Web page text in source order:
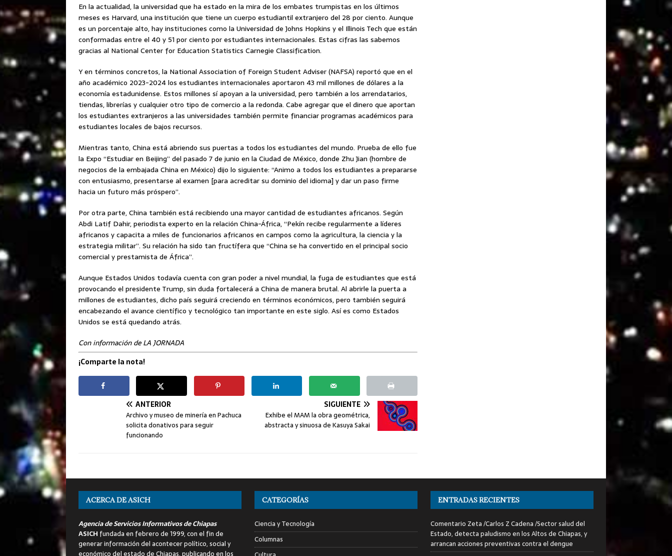
En la actualidad, la universidad que ha estado en la mira de los embates trumpistas en los últimos
meses es Harvard, una institución que tiene un cuerpo estudiantil extranjero del 28 por ciento. Aunque
es un porcentaje alto, hay instituciones como la Universidad de Johns Hopkins y el Illinois Tech que están
conformadas entre el 40 y 51 por ciento por estudiantes internacionales. Estas cifras las sabemos
gracias al National Center for Education Statistics Carnegie Classification.
Y en términos concretos, la National Association of Foreign Student Adviser (NAFSA) reportó que en el
año académico 2023-2024 los estudiantes internacionales aportaron 43 mil millones de dólares a la
economía estadunidense. Estos millones sí apoyan a la universidad, pero también a los arrendatarios,
tiendas, librerías y cualquier otro tipo de comercio a la redonda. Cabe agregar que el dinero que aportan
los estudiantes extranjeros a las universidades también permite financiar programas académicos para
estudiantes locales de bajos recursos.
Mientras tanto, China está abriendo sus puertas a todos los estudiantes del mundo. Prueba de ello fue
la Expo “Estudiar en Beijing” del pasado 7 de junio en la Ciudad de México, donde Zhu Jian (hombre de
negocios de la embajada China en México) dijo lo siguiente: “Animo a todos los estudiantes a prepararse
con entusiasmo, presentarse al examen [para acreditar su dominio del idioma] y dar un paso firme
hacia un futuro más próspero”.
Por otra parte, China también está recibiendo una mayor cantidad de estudiantes africanos. Según
Abdi Latif Dahir, periodista experto en la relación China-África, “Pekín recibe regularmente a líderes
africanos y capacita a miles de funcionarios africanos en campos como la agricultura, la ciencia y la
estrategia militar”. Su relación ha sido tan fructífera que “China se ha convertido en el principal socio
comercial y prestamista de África”.
Aunque Estados Unidos todavía cuenta con gran poder a nivel mundial, la fuga de estudiantes que está
provocando el presidente Trump, sin duda fortalecerá a China de manera brutal. Al abrirle la puerta a
millones de estudiantes, dicho país seguirá creciendo en términos económicos, pero también seguirá
encabezando el avance científico y tecnológico tan importante en este siglo. Así es como Estados
Unidos se está quedando atrás.
Con información de LA JORNADA
¡Comparte la nota!
ANTERIOR
Archivo y museo de minería en Pachuca
solicita donativos para seguir
funcionando
SIGUIENTE
Exhibe el MAM la obra geométrica,
abstracta y sinuosa de Kasuya Sakai
ACERCA DE ASICH
Agencia de Servicios Informativos de Chiapas
ASICH fundada en febrero de 1999, con el fin de
generar información del acontecer político, social y
económico del estado de Chiapas, publicando en los
CATEGORÍAS
Ciencia y Tecnología
Columnas
ENTRADAS RECIENTES
Comentario Zeta /Carlos Z Cadena /Sector salud del
Estado, detecta paludismo en los Altos de Chiapas, y
arrancan acciones preventivas contra el dengue